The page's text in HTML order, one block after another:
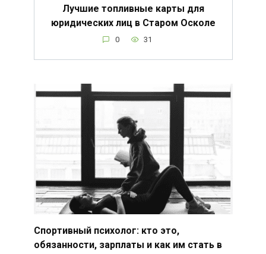
Лучшие топливные карты для
юридических лиц в Старом Осколе
0 31
Спортивный психолог: кто это,
обязанности, зарплаты и как им стать в